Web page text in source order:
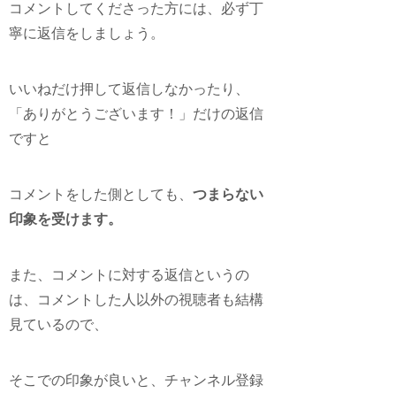
コメントしてくださった方には、 必ず丁
寧に返信をしましょう。
いいねだけ押して返信しなかったり、
「ありがとうございます！」だけの返信
ですと
コメントをした側としても、つまらない
印象を受けます。
また、コメントに対する返信というの
は、コメントした人以外の視聴者も結構
見ているので、
そこでの印象が良いと、チャンネル登録